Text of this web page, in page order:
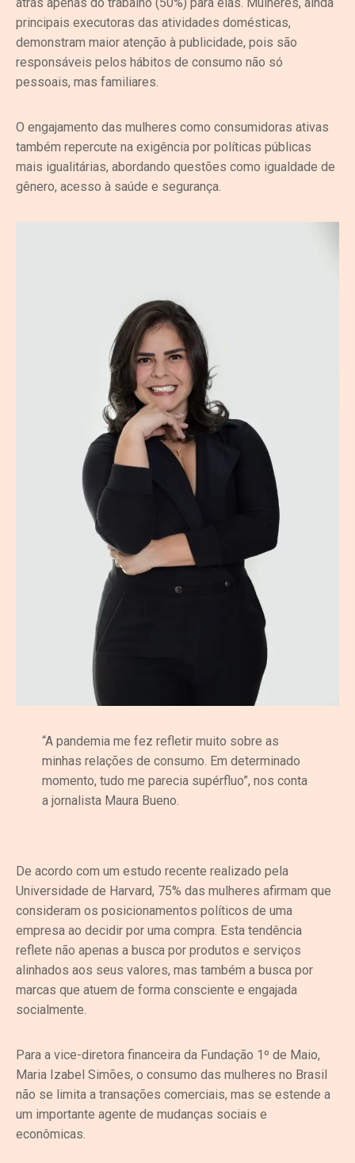
principais executoras das atividades domésticas,
demonstram maior atenção à publicidade, pois são
responsáveis pelos hábitos de consumo não só
pessoais, mas familiares.
O engajamento das mulheres como consumidoras ativas
também repercute na exigência por políticas públicas
mais igualitárias, abordando questões como igualdade de
gênero, acesso à saúde e segurança.
“A pandemia me fez refletir muito sobre as
minhas relações de consumo. Em determinado
momento, tudo me parecia supérfluo”, nos conta
a jornalista Maura Bueno.
De acordo com um estudo recente realizado pela
Universidade de Harvard, 75% das mulheres afirmam que
consideram os posicionamentos políticos de uma
empresa ao decidir por uma compra. Esta tendência
reflete não apenas a busca por produtos e serviços
alinhados aos seus valores, mas também a busca por
marcas que atuem de forma consciente e engajada
socialmente.
Para a vice-diretora financeira da Fundação 1º de Maio,
Maria Izabel Simões, o consumo das mulheres no Brasil
não se limita a transações comerciais, mas se estende a
um importante agente de mudanças sociais e
econômicas.